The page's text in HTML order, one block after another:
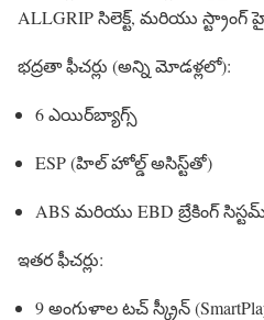
ALLGRIP సిలెక్ట్, మరియు
భద్రతా ఫీచర్లు (అన్ని మోడళ్లలో):
6 ఎయిర్‌బ్యాగ్స్
ESP (హిల్ హోల్డ్ అసిస్ట్‌తో)
ABS మరియు EBD బ్రేకింగ్
ఇతర ఫీచర్లు:
9 అంగుళాల టచ్ స్క్రీన్